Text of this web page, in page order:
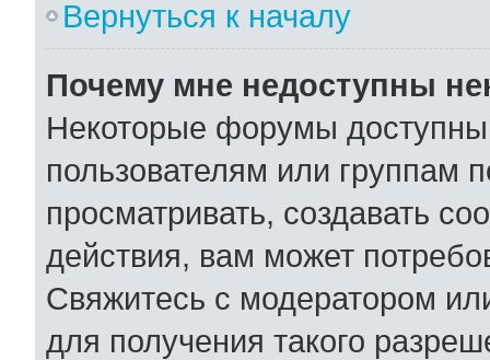
Вернуться к началу
Почему мне недоступны
Некоторые форумы
пользователям или группам
просматривать, создавать
действия, вам может
Свяжитесь с модератором
для получения такого